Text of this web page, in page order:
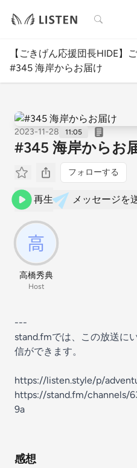
検索
【ごきげん応援団長HIDE
#345 海岸からお届け
2023-11-28 11:05
#345 海岸からお
フォローする
再生 メッセージを
高橋秀典
Host
---
stand.fmでは、この放送に
信ができます。
https://listen.style/p/
https://stand.fm/channels/
9a
感想